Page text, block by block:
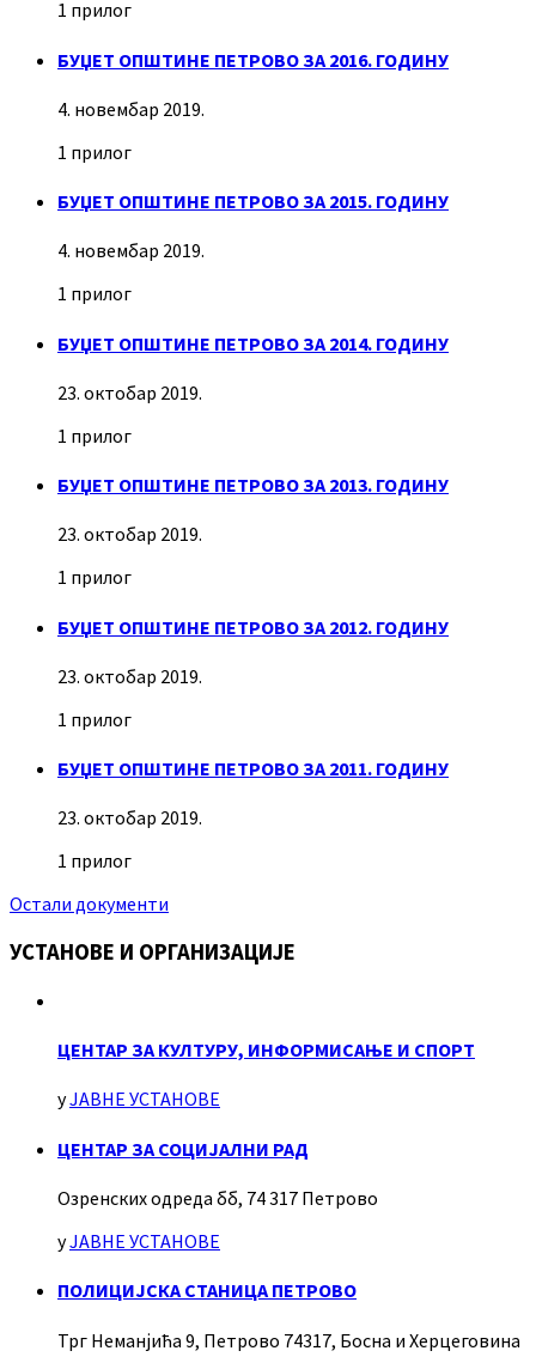
1 прилог
БУЏЕТ ОПШТИНЕ ПЕТРОВО ЗА 2016. ГОДИНУ
4. новембар 2019.
1 прилог
БУЏЕТ ОПШТИНЕ ПЕТРОВО ЗА 2015. ГОДИНУ
4. новембар 2019.
1 прилог
БУЏЕТ ОПШТИНЕ ПЕТРОВО ЗА 2014. ГОДИНУ
23. октобар 2019.
1 прилог
БУЏЕТ ОПШТИНЕ ПЕТРОВО ЗА 2013. ГОДИНУ
23. октобар 2019.
1 прилог
БУЏЕТ ОПШТИНЕ ПЕТРОВО ЗА 2012. ГОДИНУ
23. октобар 2019.
1 прилог
БУЏЕТ ОПШТИНЕ ПЕТРОВО ЗА 2011. ГОДИНУ
23. октобар 2019.
1 прилог
Остали документи
УСТАНОВЕ И ОРГАНИЗАЦИЈЕ
ЦЕНТАР ЗА КУЛТУРУ, ИНФОРМИСАЊЕ И СПОРТ
уЈАВНЕ УСТАНОВЕ
ЦЕНТАР ЗА СОЦИЈАЛНИ РАД
Озренских одреда бб, 74 317 Петрово
уЈАВНЕ УСТАНОВЕ
ПОЛИЦИЈСКА СТАНИЦА ПЕТРОВО
Трг Неманјића 9, Петрово 74317, Босна и Херцеговина